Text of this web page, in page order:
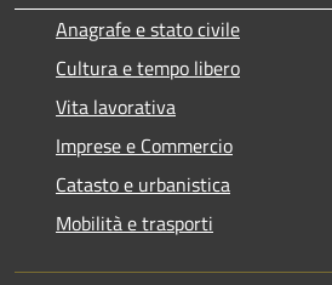
Anagrafe e stato civile
Cultura e tempo libero
Vita lavorativa
Imprese e Commercio
Catasto e urbanistica
Mobilità e trasporti